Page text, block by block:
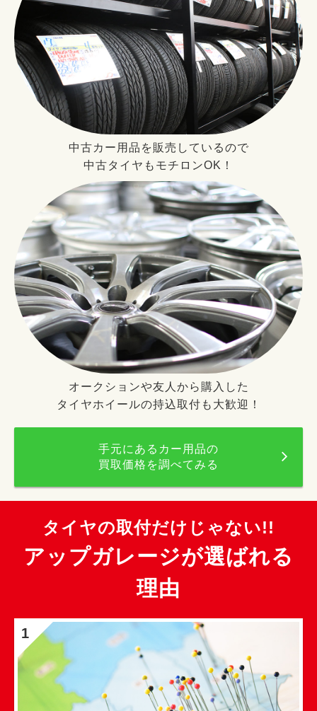
中古カー用品を販売しているので
中古タイヤもモチロンOK！
オークションや友人から購入した
タイヤホイールの持込取付も大歓迎！
手元にあるカー用品の
買取価格を調べてみる
タイヤの取付だけじゃない!!
アップガレージが選ばれる
理由
1